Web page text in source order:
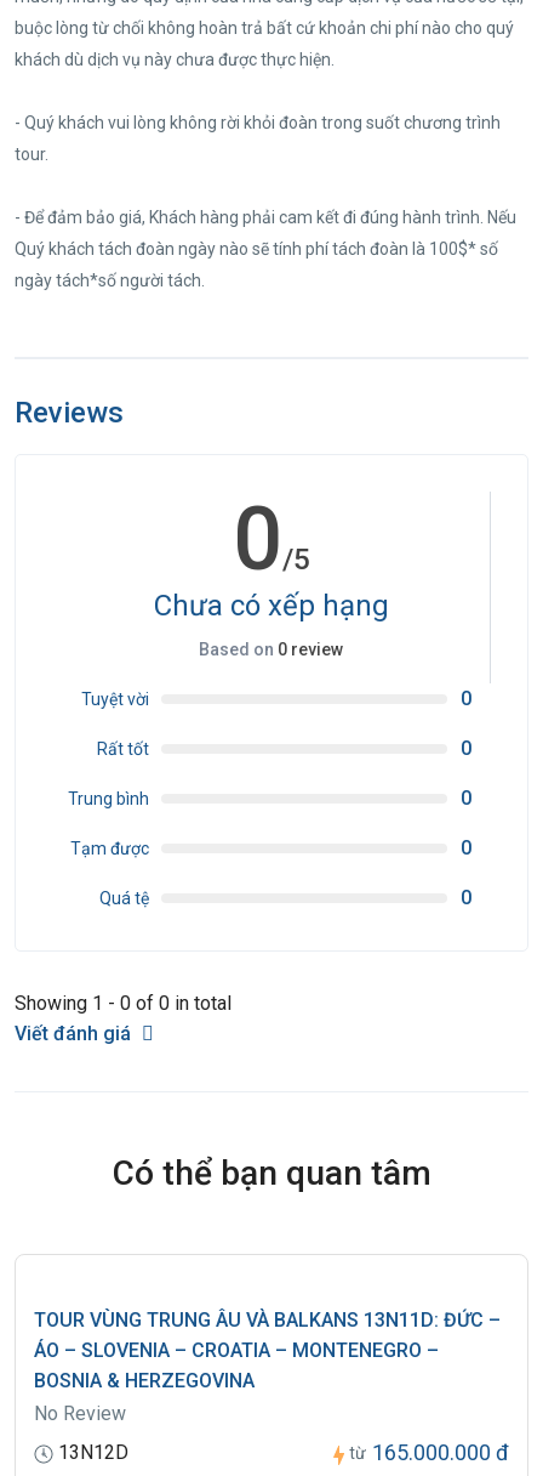
buộc lòng từ chối không hoàn trả bất cứ khoản chi phí nào cho quý
khách dù dịch vụ này chưa được thực hiện.
- Quý khách vui lòng không rời khỏi đoàn trong suốt chương trình
tour.
- Để đảm bảo giá, Khách hàng phải cam kết đi đúng hành trình. Nếu
Quý khách tách đoàn ngày nào sẽ tính phí tách đoàn là 100$* số
ngày tách*số người tách.
Reviews
0/5
Chưa có xếp hạng
Based on 0 review
Tuyệt vời 0
Rất tốt 0
Trung bình 0
Tạm được 0
Quá tệ 0
Showing 1 - 0 of 0 in total
Viết đánh giá
Có thể bạn quan tâm
TOUR VÙNG TRUNG ÂU VÀ BALKANS 13N11D: ĐỨC –
ÁO – SLOVENIA – CROATIA – MONTENEGRO –
BOSNIA & HERZEGOVINA
No Review
13N12D
từ 165.000.000 đ